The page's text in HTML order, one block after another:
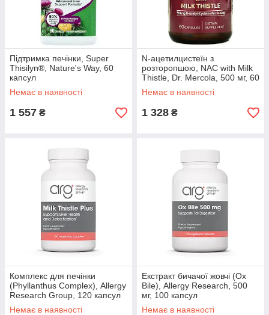
Підтримка печінки, Super
Thisilyn®, Nature's Way, 60
капсул
Немає в наявності
1 557 ₴
N-ацетилцистеїн з
розторопшою, NAC with Milk
Thistle, Dr. Mercola, 500 мг, 60
капсул
Немає в наявності
1 328 ₴
Комплекс для печінки
(Phyllanthus Complex), Allergy
Research Group, 120 капсул
Немає в наявності
Екстракт бичачої жовчі (Ox
Bile), Allergy Research, 500
мг, 100 капсул
Немає в наявності